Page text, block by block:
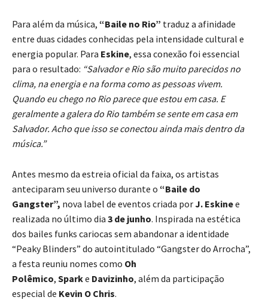
Para além da música, “Baile no Rio” traduz a afinidade
entre duas cidades conhecidas pela intensidade cultural e
energia popular. Para Eskine, essa conexão foi essencial
para o resultado: “Salvador e Rio são muito parecidos no
clima, na energia e na forma como as pessoas vivem.
Quando eu chego no Rio parece que estou em casa. E
geralmente a galera do Rio também se sente em casa em
Salvador. Acho que isso se conectou ainda mais dentro da
música.”
Antes mesmo da estreia oficial da faixa, os artistas
anteciparam seu universo durante o “Baile do
Gangster”, nova label de eventos criada porJ. Eskinee
realizada no último dia 3 de junho. Inspirada na estética
dos bailes funks cariocas sem abandonar a identidade
“Peaky Blinders” do autointitulado “Gangster do Arrocha”,
a festa reuniu nomes como Oh
Polêmico, Sparke Davizinho, além da participação
especial de Kevin O Chris.